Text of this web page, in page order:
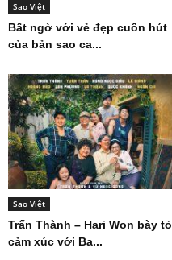
Sao Việt
Bất ngờ với vẻ đẹp cuốn hút
của bản sao ca...
Sao Việt
Trấn Thành – Hari Won bày tỏ
cảm xúc với Ba...